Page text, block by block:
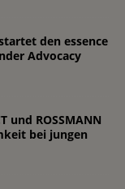
den essence
Advocacy
und ROSSMANN
bei jungen